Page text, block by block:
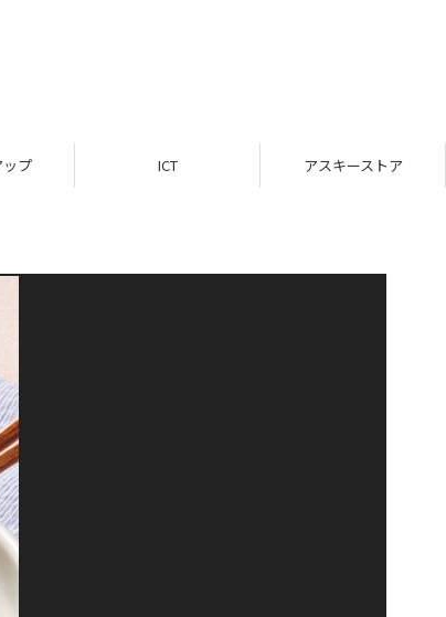
プ ICT アスキーストア